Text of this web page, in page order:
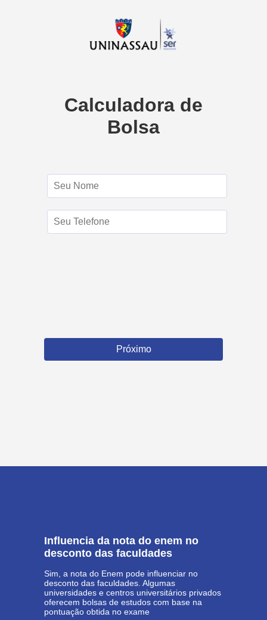
Calculadora de
Bolsa
Próximo
Influencia da nota do enem no
desconto das faculdades
Sim, a nota do Enem pode influenciar no
desconto das faculdades. Algumas
universidades e centros universitários privados
oferecem bolsas de estudos com base na
pontuação obtida no exame